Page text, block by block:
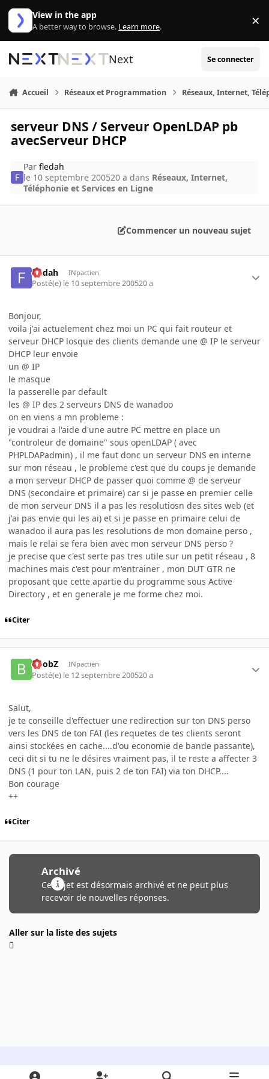
Aller au contenu
View in the app
A better way to browse. Learn more. ×
Next Se connecter
Accueil Réseaux et Programmation Réseaux, Internet,
serveur DNS / Serveur OpenLDAP pb
avecServeur DHCP
Parfledah
le 10 septembre 200520 a dans Réseaux, Internet,
Téléphonie et Services en Ligne
Commencer un nouveau sujet
fledah INpactien
Posté(e) le 10 septembre 200520 a
Bonjour,
voila j'ai actuelement chez moi un PC qui fait routeur et
serveur DHCP losque des clients demande une @ IP le serveur
DHCP leur envoie
un @ IP
le masque
la passerelle par default
les @ IP des 2 serveurs DNS de wanadoo
on en viens a mn probleme :
je voudrai a l'aide d'une autre PC mettre en place un
"controleur de domaine" sous openLDAP ( avec
PHPLDAPadmin) , il me faut donc un serveur DNS en interne
sur mon réseau , le probleme c'est que du coups je demande
a mon serveur DHCP de passer quoi comme @ de serveur
DNS (secondaire et primaire) car si je passe en premier celle
de mon serveur DNS il a pas les resolutiosn des sites web (et
j'ai pas envie qui les ai) et si je passe en primaire celui de
wanadoo il aura pas les resolutions de mon domaine perso ,
mais le relai se fera bien avec mon serveur DNS perso ?
je precise que c'est serte pas tres utile sur un petit réseau , 8
machines mais c'est pour m'entrainer , mon DUT GTR ne
proposant que cette apartie du programme sous Active
Directory , et en generale je me forme chez moi.
Citer
BoobZ INpactien
Posté(e) le 12 septembre 200520 a
Salut,
je te conseille d'effectuer une redirection sur ton DNS perso
vers les DNS de ton FAI (les requetes de tes clients seront
ainsi stockées en cache....d'ou economie de bande passante),
ceci dit si tu ne le désires vraiment pas, il te reste a affecter 3
DNS (1 pour ton LAN, puis 2 de ton FAI) via ton DHCP....
Bon courage
++
Citer
Archivé
Ce sujet est désormais archivé et ne peut plus
recevoir de nouvelles réponses.
Aller sur la liste des sujets